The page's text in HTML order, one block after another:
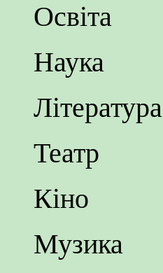
Освіта
Наука
Література
Театр
Кіно
Музика